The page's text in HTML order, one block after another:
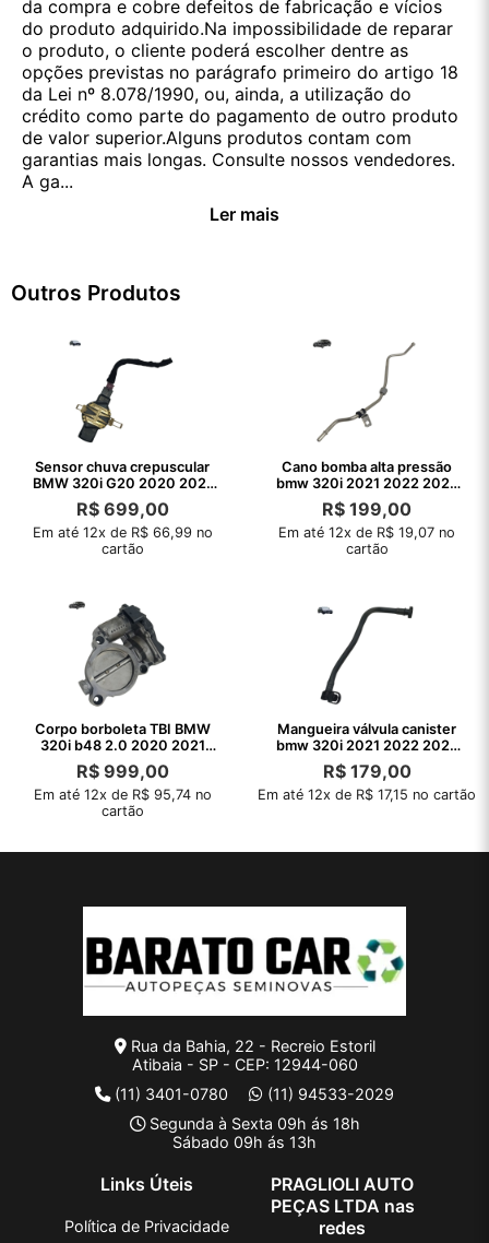
da compra e cobre defeitos de fabricação e vícios
do produto adquirido.Na impossibilidade de reparar
o produto, o cliente poderá escolher dentre as
opções previstas no parágrafo primeiro do artigo 18
da Lei nº 8.078/1990, ou, ainda, a utilização do
crédito como parte do pagamento de outro produto
de valor superior.Alguns produtos contam com
garantias mais longas. Consulte nossos vendedores.
A ga...
Ler mais
Outros Produtos
Sensor chuva crepuscular
BMW 320i G20 2020 2021
2022 2023 24
R$699,00
Em até 12x de R$ 66,99 no
cartão
Cano bomba alta pressão
bmw 320i 2021 2022 2023
2024 2025
R$ 199,00
Em até 12x de R$ 19,07 no
cartão
Corpo borboleta TBI BMW
320i b48 2.0 2020 2021
2022 2023 24
R$999,00
Em até 12x de R$ 95,74 no
cartão
Mangueira válvula canister
bmw 320i 2021 2022 2023
2024
R$179,00
Em até 12x de R$ 17,15 no cartão
Rua da Bahia, 22 - Recreio Estoril
Atibaia - SP - CEP: 12944-060
(11) 3401-0780
(11) 94533-2029
Segunda à Sexta 09h ás 18h
Sábado 09h ás 13h
Links Úteis
Política de Privacidade
PRAGLIOLI AUTO
PEÇAS LTDA nas
redes